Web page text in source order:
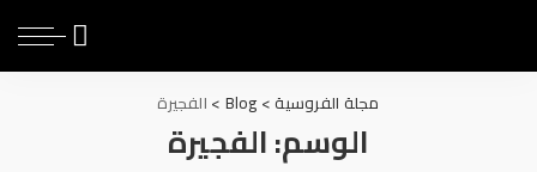
مجلة الفروسية>
Blog
> الفجيرة
الوسم:الفجيرة